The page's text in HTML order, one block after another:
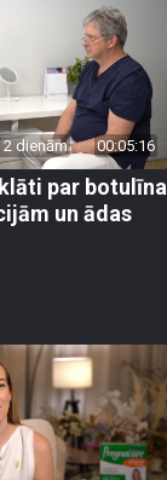
dienām 00:05:16
par botulīna
un ādas